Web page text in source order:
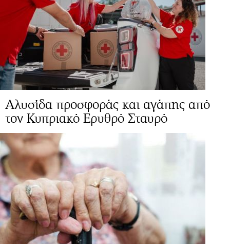
Αλυσίδα προσφοράς και αγάπης από
τον Κυπριακό Ερυθρό Σταυρό